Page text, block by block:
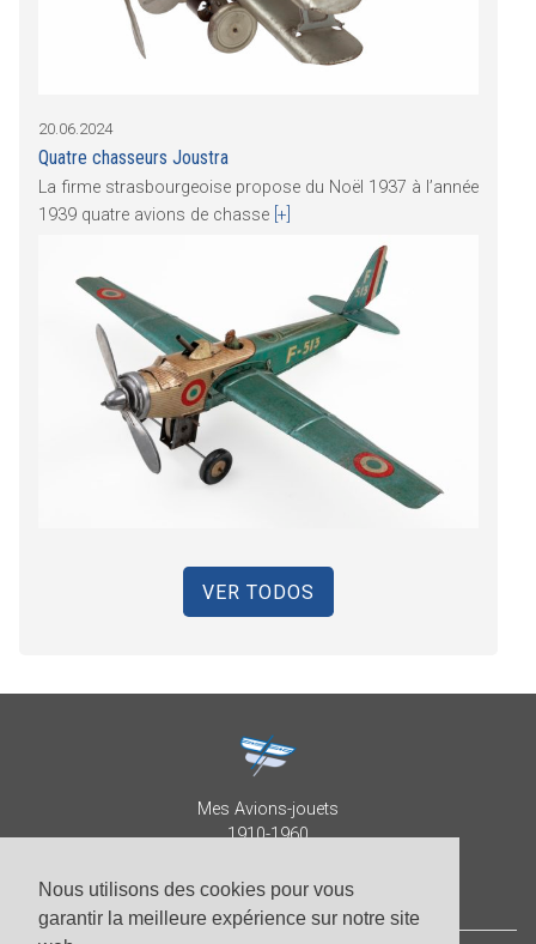
Nous utilisons des cookies pour vous
garantir la meilleure expérience sur notre site
20.06.2024
Quatre chasseurs Joustra
La firme strasbourgeoise propose du Noël 1937 à l’année
1939 quatre avions de chasse [+]
VER TODOS
Mes Avions-jouets
1910-1960